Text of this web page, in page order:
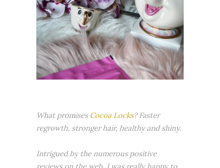
What promises Cocoa Locks? Faster
regrowth, stronger hair, healthy and shiny.
Intrigued by the numerous positive